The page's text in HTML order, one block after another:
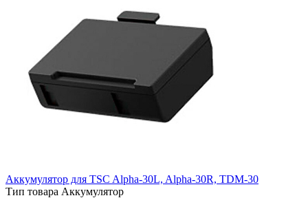
Аккумулятор для TSC Alpha-30L, Alpha-30R, TDM-30
Тип товара Аккумулятор